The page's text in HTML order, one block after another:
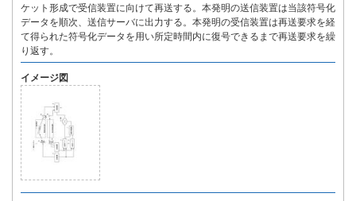
ケット形成で受信装置に向けて再送する。本発明の送信装置は当該符号化
データを順次、送信サーバに出力する。本発明の受信装置は再送要求を経
て得られた符号化データを用い所定時間内に復号できるまで再送要求を繰
り返す。
イメージ図